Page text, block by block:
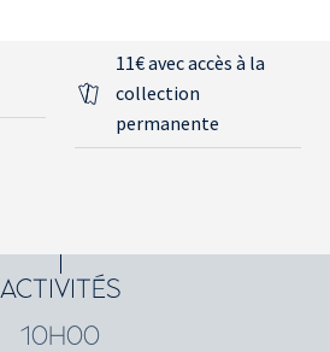
11€ avec accès à la
collection
permanente
ACTIVITÉS
10H00